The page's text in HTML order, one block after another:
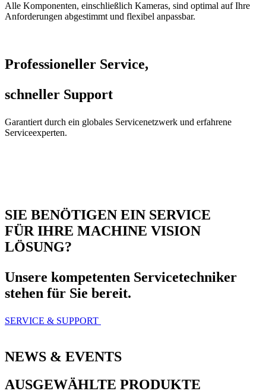
Alle Komponenten, einschließlich Kameras, sind optimal auf Ihre
Anforderungen abgestimmt und flexibel anpassbar.
Professioneller Service,
schneller Support
Garantiert durch ein globales Servicenetzwerk und erfahrene
Serviceexperten.
SIE BENÖTIGEN EIN SERVICE
FÜR IHRE MACHINE VISION
LÖSUNG?
Unsere kompetenten Servicetechniker
stehen für Sie bereit.
SERVICE & SUPPORT
NEWS & EVENTS
AUSGEWÄHLTE PRODUKTE